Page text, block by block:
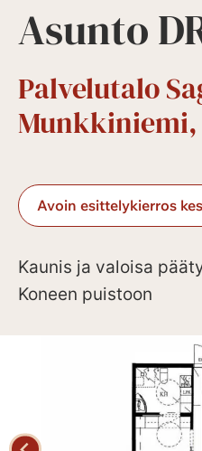
Asunto
Palvelutalo
Avoin esittelykierros
Kaunis ja valoisa
Koneen puistoon